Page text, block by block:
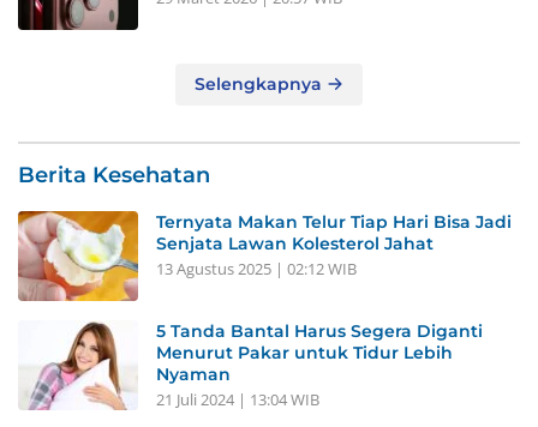
Selengkapnya
Berita Kesehatan
Ternyata Makan Telur Tiap Hari Bisa Jadi
Senjata Lawan Kolesterol Jahat
13 Agustus 2025 | 02:12 WIB
5 Tanda Bantal Harus Segera Diganti
Menurut Pakar untuk Tidur Lebih
Nyaman
21 Juli 2024 | 13:04 WIB